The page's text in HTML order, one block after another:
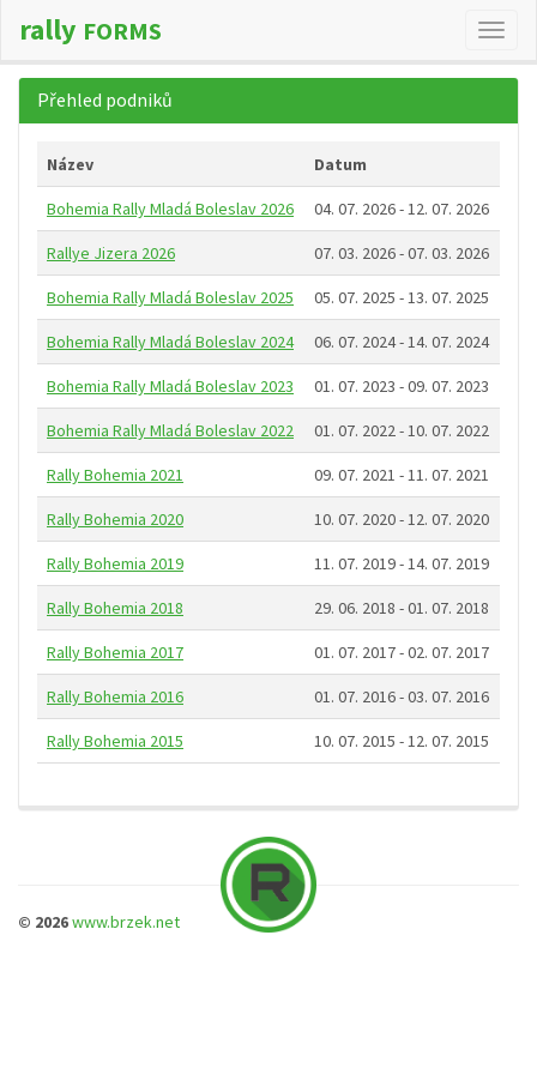
Změna
rally FORMS
Přehled podniků
Název Datum
Bohemia Rally Mladá Boleslav 2026 04. 07. 2026 - 12. 07. 2026
Rallye Jizera 2026 07. 03. 2026 - 07. 03. 2026
Bohemia Rally Mladá Boleslav 2025 05. 07. 2025 - 13. 07. 2025
Bohemia Rally Mladá Boleslav 2024 06. 07. 2024 - 14. 07. 2024
Bohemia Rally Mladá Boleslav 2023 01. 07. 2023 - 09. 07. 2023
Bohemia Rally Mladá Boleslav 2022 01. 07. 2022 - 10. 07. 2022
Rally Bohemia 2021 09. 07. 2021 - 11. 07. 2021
Rally Bohemia 2020 10. 07. 2020 - 12. 07. 2020
Rally Bohemia 2019 11. 07. 2019 - 14. 07. 2019
Rally Bohemia 2018 29. 06. 2018 - 01. 07. 2018
Rally Bohemia 2017 01. 07. 2017 - 02. 07. 2017
Rally Bohemia 2016 01. 07. 2016 - 03. 07. 2016
Rally Bohemia 2015 10. 07. 2015 - 12. 07. 2015
© 2026www.brzek.net